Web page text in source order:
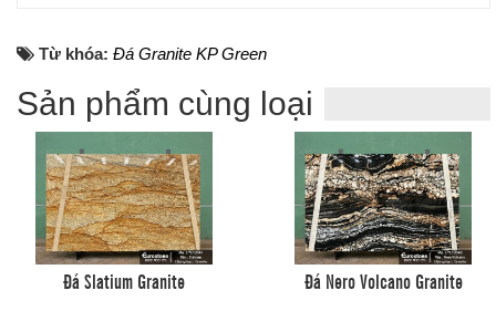
Từ khóa: Đá Granite KP Green
Sản phẩm cùng loại
Đá Slatium Granite Đá Nero Volcano Granite